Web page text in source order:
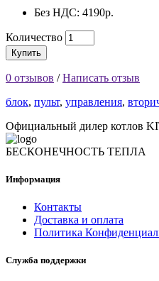
Без НДС: 4190р.
Количество
Купить
0 отзывов /Написать отзыв
блок, пульт, управления,
Официальный дилер котлов
БЕСКОНЕЧНОСТЬ ТЕПЛА
Информация
Контакты
Доставка и оплата
Политика
Служба поддержки